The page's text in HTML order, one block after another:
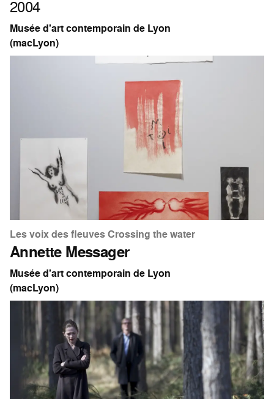
2004
Musée d'art contemporain de Lyon
(macLyon)
Les voix des fleuves Crossing the water
Annette Messager
Musée d'art contemporain de Lyon
(macLyon)